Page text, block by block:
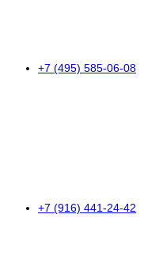
+7 (495) 585-06-08
+7 (916) 441-24-42